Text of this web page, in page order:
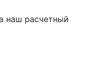
наш расчетный